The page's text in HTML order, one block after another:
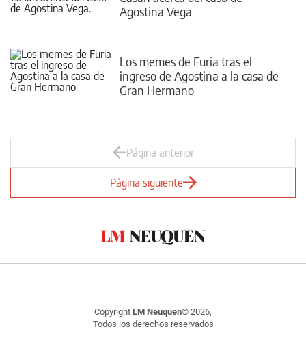
Agostina Vega
Los memes de Furia tras el
ingreso de Agostina a la casa de
Gran Hermano
Página anterior
Página siguiente
Copyright LM Neuquen© 2026,
Todos los derechos reservados